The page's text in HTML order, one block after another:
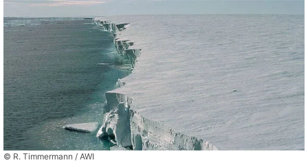
© R. Timmermann / AWI